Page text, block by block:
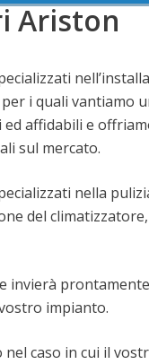
Ariston
i quali vantiamo
affidabili e
sul mercato.
nella
del
impianto.
caso in cui il